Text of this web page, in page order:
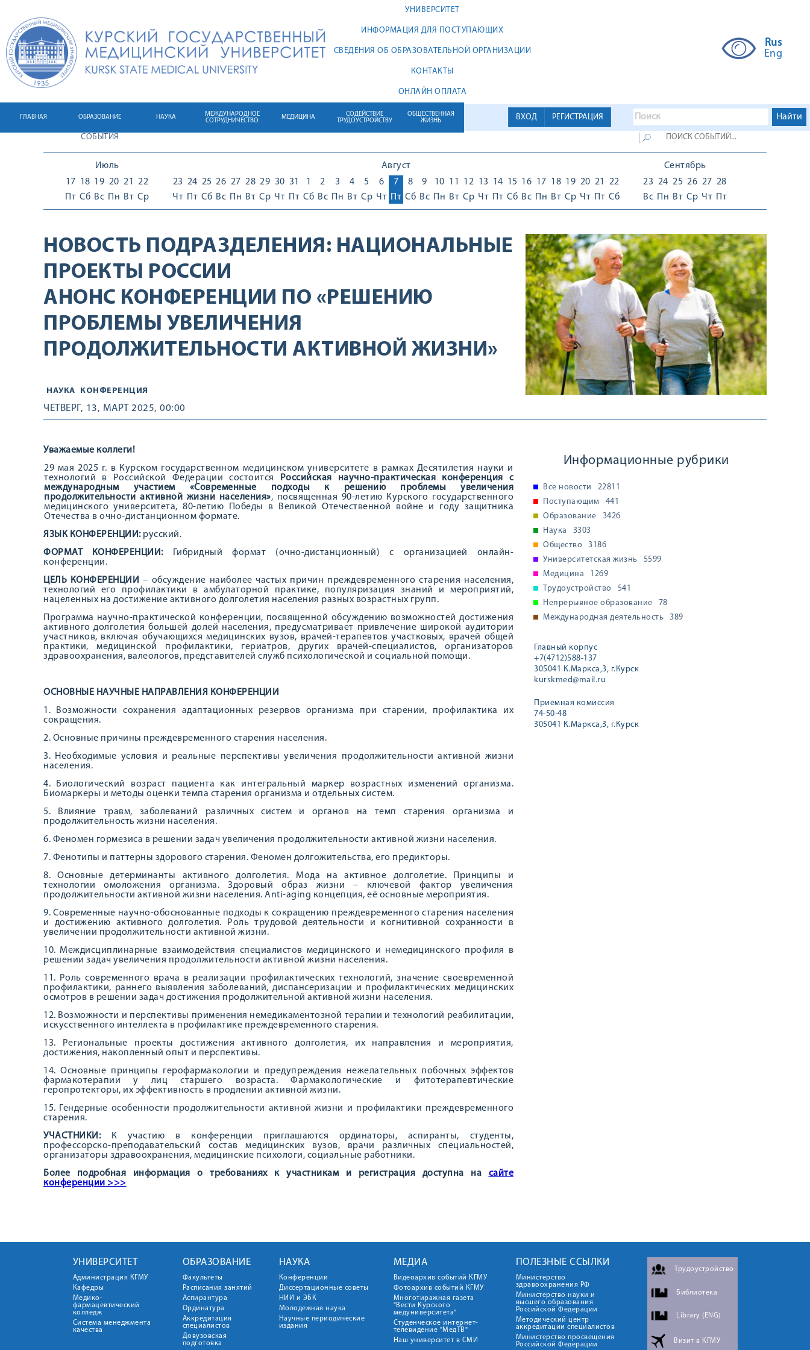
УНИВЕРСИТЕТ
ИНФОРМАЦИЯ ДЛЯ ПОСТУПАЮЩИХ
СВЕДЕНИЯ ОБ ОБРАЗОВАТЕЛЬНОЙ ОРГАНИЗАЦИИ
КОНТАКТЫ
ОНЛАЙН ОПЛАТА
Rus
Eng
ВХОД РЕГИСТРАЦИЯ
ГЛАВНАЯ ОБРАЗОВАНИЕ НАУКА
МЕЖДУНАРОДНОЕ
СОТРУДНИЧЕСТВО
МЕДИЦИНА
СОДЕЙСТВИЕ
ТРУДОУСТРОЙСТВУ
ОБЩЕСТВЕННАЯ
ЖИЗНЬ
СОБЫТИЯ
Июль
17
Пт
18
Сб
19
Вс
20
Пн
21
Вт
22
Ср
Август
23
Чт
24
Пт
25
Сб
26
Вс
27
Пн
28
Вт
29
Ср
30
Чт
31
Пт
1
Сб
2
Вс
3
Пн
4
Вт
5
Ср
6
Чт
7
Пт
8
Сб
9
Вс
10
Пн
11
Вт
12
Ср
13
Чт
14
Пт
15
Сб
16
Вс
17
Пн
18
Вт
19
Ср
20
Чт
21
Пт
22
Сб
Сентябрь
23
Вс
24
Пн
25
Вт
26
Ср
27
Чт
28
Пт
НОВОСТЬ ПОДРАЗДЕЛЕНИЯ: НАЦИОНАЛЬНЫЕ
ПРОЕКТЫ РОССИИ
АНОНС КОНФЕРЕНЦИИ ПО «РЕШЕНИЮ
ПРОБЛЕМЫ УВЕЛИЧЕНИЯ
ПРОДОЛЖИТЕЛЬНОСТИ АКТИВНОЙ ЖИЗНИ»
НАУКА КОНФЕРЕНЦИЯ
ЧЕТВЕРГ, 13, МАРТ 2025, 00:00
Уважаемые коллеги!
29 мая 2025 г. в Курском государственном медицинском университете в рамках Десятилетия науки и
технологий в Российской Федерации состоится
Российская научно-практическая конференция с
международным участием «Современные подходы к решению проблемы увеличения
продолжительности активной жизни населения», посвященная 90-летию Курского государственного
медицинского университета, 80-летию Победы в Великой Отечественной войне и году защитника
Отечества в очно-дистанционном формате.
ЯЗЫК КОНФЕРЕНЦИИ:русский.
ФОРМАТ КОНФЕРЕНЦИИ:Гибридный формат (очно-дистанционный) с организацией онлайн-
конференции.
ЦЕЛЬ КОНФЕРЕНЦИИ– обсуждение наиболее частых причин преждевременного старения населения,
технологий его профилактики в амбулаторной практике, популяризация знаний и мероприятий,
нацеленных на достижение активного долголетия населения разных возрастных групп.
Программа научно-практической конференции, посвященной обсуждению возможностей достижения
активного долголетия большей долей населения, предусматривает привлечение широкой аудитории
участников, включая обучающихся медицинских вузов, врачей-терапевтов участковых, врачей общей
практики, медицинской профилактики, гериатров, других врачей-специалистов, организаторов
здравоохранения, валеологов, представителей служб психологической и социальной помощи.
ОСНОВНЫЕ НАУЧНЫЕ НАПРАВЛЕНИЯ КОНФЕРЕНЦИИ
1. Возможности сохранения адаптационных резервов организма при старении, профилактика их
сокращения.
2. Основные причины преждевременного старения населения.
3. Необходимые условия и реальные перспективы увеличения продолжительности активной жизни
населения.
4. Биологический возраст пациента как интегральный маркер возрастных изменений организма.
Биомаркеры и методы оценки темпа старения организма и отдельных систем.
5. Влияние травм, заболеваний различных систем и органов на темп старения организма и
продолжительность жизни населения.
6. Феномен гормезиса в решении задач увеличения продолжительности активной жизни населения.
7. Фенотипы и паттерны здорового старения. Феномен долгожительства, его предикторы.
8. Основные детерминанты активного долголетия. Мода на активное долголетие. Принципы и
технологии омоложения организма. Здоровый образ жизни – ключевой фактор увеличения
продолжительности активной жизни населения. Anti-aging концепция, её основные мероприятия.
9. Современные научно-обоснованные подходы к сокращению преждевременного старения населения
и достижению активного долголетия. Роль трудовой деятельности и когнитивной сохранности в
увеличении продолжительности активной жизни.
10. Междисциплинарные взаимодействия специалистов медицинского и немедицинского профиля в
решении задач увеличения продолжительности активной жизни населения.
11. Роль современного врача в реализации профилактических технологий, значение своевременной
профилактики, раннего выявления заболеваний, диспансеризации и профилактических медицинских
осмотров в решении задач достижения продолжительной активной жизни населения.
12. Возможности и перспективы применения немедикаментозной терапии и технологий реабилитации,
искусственного интеллекта в профилактике преждевременного старения.
13. Региональные проекты достижения активного долголетия, их направления и мероприятия,
достижения, накопленный опыт и перспективы.
14. Основные принципы герофармакологии и предупреждения нежелательных побочных эффектов
фармакотерапии у лиц старшего возраста. Фармакологические и фитотерапевтические
геропротекторы, их эффективность в продлении активной жизни.
15. Гендерные особенности продолжительности активной жизни и профилактики преждевременного
старения.
УЧАСТНИКИ:
К участию в конференции приглашаются ординаторы, аспиранты, студенты,
профессорско-преподавательский состав медицинских вузов, врачи различных специальностей,
организаторы здравоохранения, медицинские психологи, социальные работники.
Более подробная информация о требованиях к участникам и регистрация доступна на сайте
конференции >>>
Информационные рубрики
Все новости
22811
Поступающим
441
Образование
3426
Наука
3303
Общество
3186
Университетская жизнь
5599
Медицина
1269
Трудоустройство
541
Непрерывное образование
78
Международная деятельность
389
Главный корпус
+7(4712)588-137
305041 К.Маркса,3, г.Курск
kurskmed@mail.ru
Приемная комиссия
74-50-48
305041 К.Маркса,3, г.Курск
УНИВЕРСИТЕТ
Администрация КГМУ
Кафедры
Медико-
фармацевтический
колледж
Система менеджмента
качества
ОБРАЗОВАНИЕ
Факультеты
Расписания занятий
Аспирантура
Ординатура
Аккредитация
специалистов
Довузовская
подготовка
НАУКА
Конференции
Диссертационные советы
НИИ и ЭБК
Молодежная наука
Научные периодические
издания
МЕДИА
Видеоархив событий КГМУ
Фотоархив событий КГМУ
Многотиражная газета
"Вести Курского
медуниверситета"
Студенческое интернет-
телевидение "МедТВ"
Наш университет в СМИ
ПОЛЕЗНЫЕ ССЫЛКИ
Министерство
здравоохранения РФ
Министерство науки и
высшего образования
Российской Федерации
Методический центр
аккредитации специалистов
Министерство просвещения
Российской Федерации
Трудоустройство
Библиотека
Library (ENG)
Визит в КГМУ